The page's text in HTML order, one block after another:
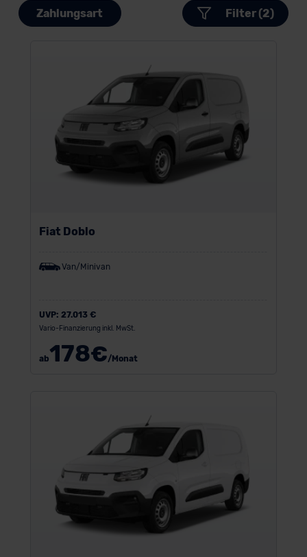
Zahlungsart Filter (2)
Fiat Doblo
Van/Minivan
UVP: 27.013 €
Vario-Finanzierung inkl. MwSt.
ab178€/Monat